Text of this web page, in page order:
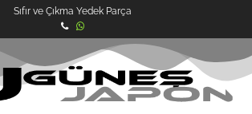
Sıfır ve Çıkma Yedek Parça